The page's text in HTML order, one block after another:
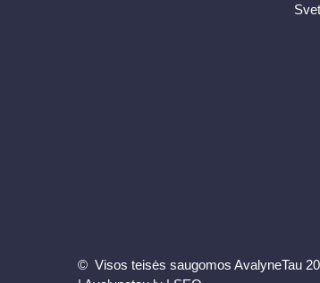
© Visos teisės saugomos AvalyneTau